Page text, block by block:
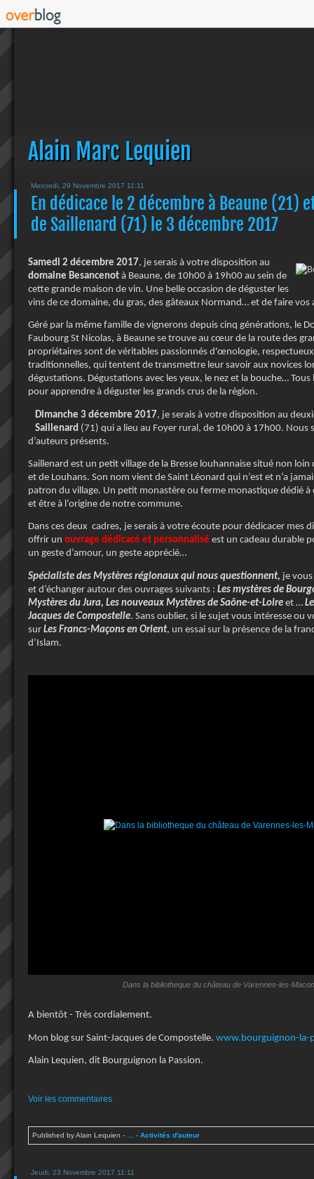
Alain Marc Lequien
Mercredi, 29 Novembre 2017 11:11
En dédicace le 2 décembre à Beaune (21)
de Saillenard (71) le 3 décembre 2017
Samedi 2 décembre 2017, je serais à votre disposition au
domaine Besancenot à Beaune, de 10h00 à 19h00 au sein de
cette grande maison de vin. Une belle occasion de déguster les
vins de ce domaine, du gras, des gâteaux Normand… et de faire
Géré par la même famille de vignerons depuis cinq générations, le
Faubourg St Nicolas, à Beaune se trouve au cœur de la route des
propriétaires sont de véritables passionnés d'œnologie,
traditionnelles, qui tentent de transmettre leur savoir aux novices
dégustations. Dégustations avec les yeux, le nez et la bouche… Tous
pour apprendre à déguster les grands crus de la région.
Dimanche 3 décembre 2017, je serais à votre disposition au
Saillenard (71) qui a lieu au Foyer rural, de 10h00 à 17h00. Nous
d’auteurs présents.
Saillenard est un petit village de la Bresse louhannaise situé non loin
et de Louhans. Son nom vient de Saint Léonard qui n’est et n’a
patron du village. Un petit monastère ou ferme monastique dédié à
et être à l’origine de notre commune.
Dans ces deux cadres, je serais à votre écoute pour dédicacer mes
offrir un ouvrage dédicacé et personnalisé est un cadeau durable
un geste d’amour, un geste apprécié…
Spécialiste des Mystères régionaux qui nous questionnent, je
et d’échanger autour des ouvrages suivants : Les mystères de
Mystères du Jura, Les nouveaux Mystères de Saône-et-Loire et …
Jacques de Compostelle. Sans oublier, si le sujet vous intéresse ou
sur Les Francs-Maçons en Orient, un essai sur la présence de la
d’Islam.
Dans la bibliotheque du château de Varennes-les-
A bientôt - Très cordialement.
Mon blog sur Saint-Jacques de Compostelle. www.bourguignon-la-
Alain Lequien, dit Bourguignon la Passion.
Voir les commentaires
Published by Alain Lequien - … - Activités d'auteur
Jeudi, 23 Novembre 2017 11:11